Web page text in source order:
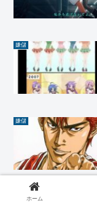
嫌儲
嫌儲
ホーム